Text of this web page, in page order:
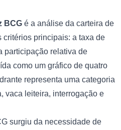
BCG é a análise da carteira de
critérios principais: a taxa de
participação relativa de
como um gráfico de quatro
representa uma categoria
vaca leiteira, interrogação e
surgiu da necessidade de